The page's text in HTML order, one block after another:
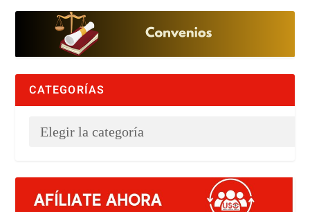
CATEGORÍAS